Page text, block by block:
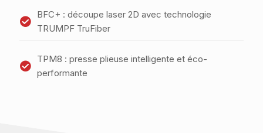
BFC+ : découpe laser 2D avec technologie
TRUMPF TruFiber
TPM8 : presse plieuse intelligente et éco-
performante